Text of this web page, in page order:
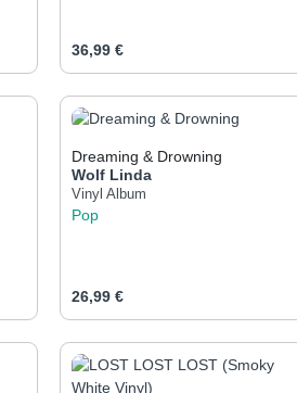
ein oder benutze
den gewünschten
Regulärer Preis:
36,99 €
Produkt Anzahl:
ein oder benutze
den gewünschten
Dreaming & Drowning
Wolf Linda
Vinyl Album
Pop
Regulärer Preis:
26,99 €
Produkt Anzahl: